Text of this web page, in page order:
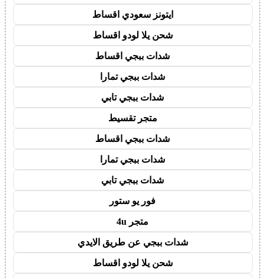
ايتونز سعودي اقساط
شحن يلا لودو اقساط
شدات ببجي اقساط
شدات ببجي تمارا
شدات ببجي تابي
متجر تقسيط
شدات ببجي اقساط
شدات ببجي تمارا
شدات ببجي تابي
فور يو ستور
متجر 4u
شدات ببجي عن طريق الايدي
شحن يلا لودو اقساط